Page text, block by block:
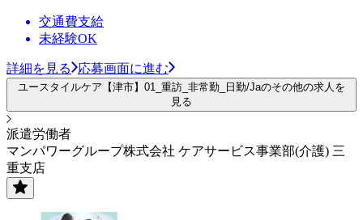
交通費支給
未経験OK
詳細を見る 応募画面に進む
ユースタイルケア【津市】01_重訪_非常勤_日勤/Jaのその他の求人を
見る
派遣労働者
マンパワーグループ株式会社 ケアサービス事業部(介護) 三
重支店